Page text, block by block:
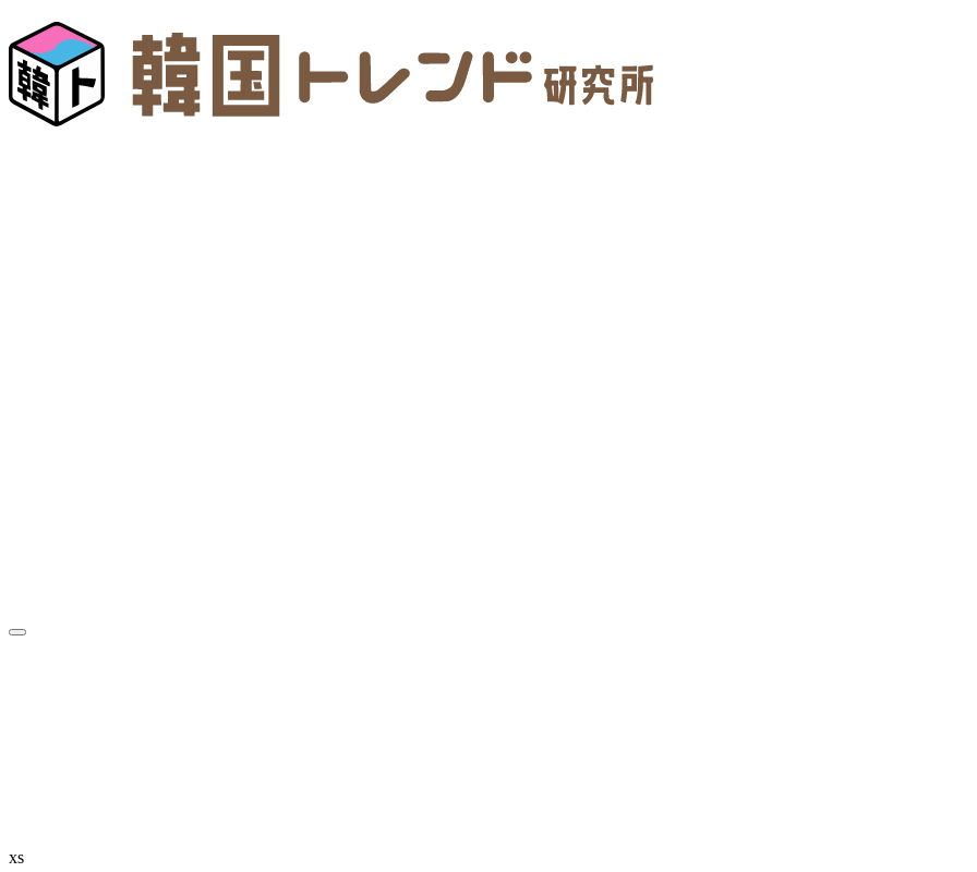
xs